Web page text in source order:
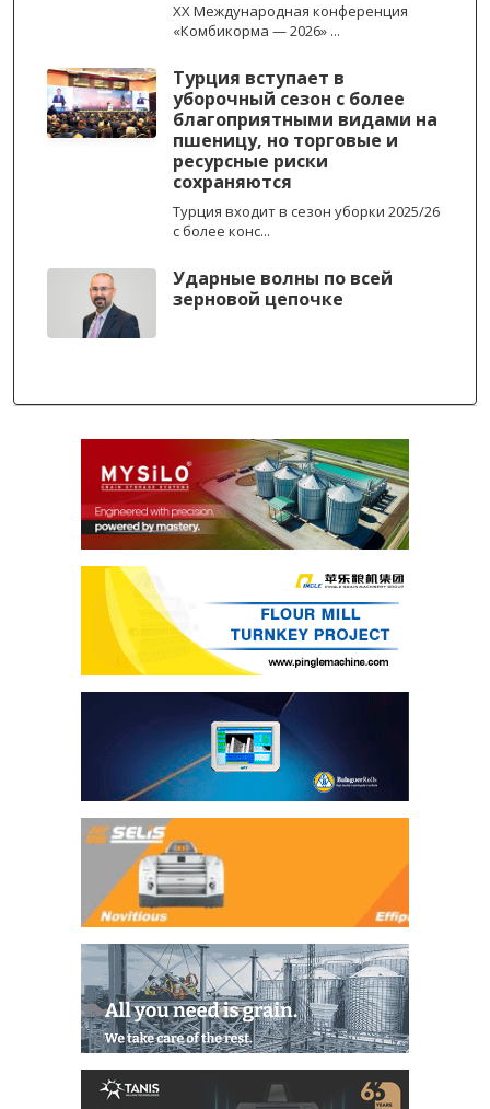
XX Международная конференция
«Комбикорма — 2026» ...
Турция вступает в
уборочный сезон с более
благоприятными видами на
пшеницу, но торговые и
ресурсные риски
сохраняются
Турция входит в сезон уборки 2025/26
с более конс...
Ударные волны по всей
зерновой цепочке